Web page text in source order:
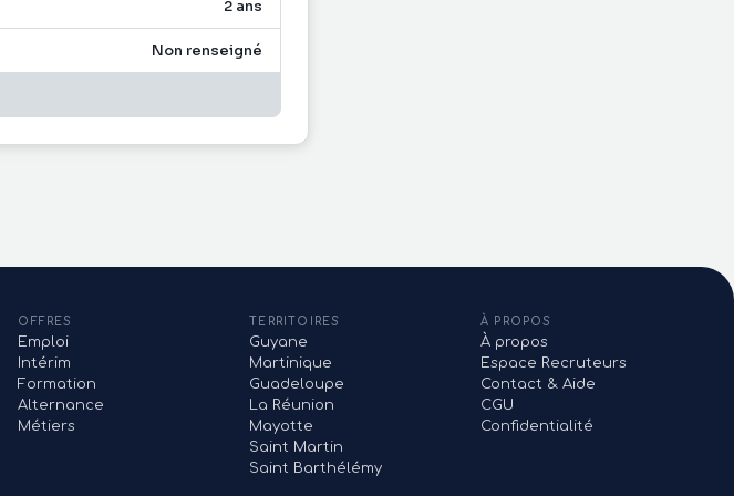
2 ans
Non renseigné
OFFRES
Emploi
Intérim
Formation
Alternance
Métiers
TERRITOIRES
Guyane
Martinique
Guadeloupe
La Réunion
Mayotte
Saint Martin
Saint Barthélémy
À PROPOS
À propos
Espace Recruteurs
Contact & Aide
CGU
Confidentialité